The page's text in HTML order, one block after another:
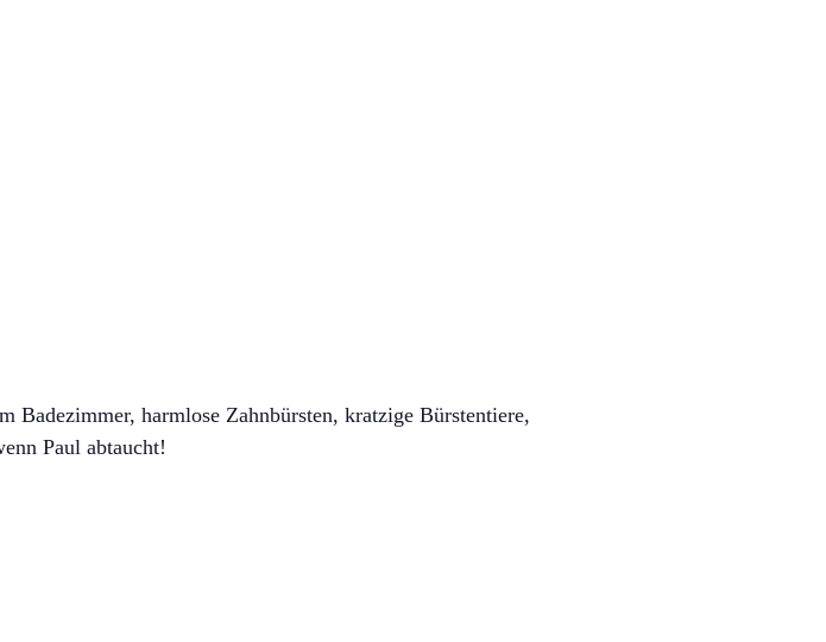
harmlose Zahnbürsten, kratzige Bürstentiere,
Paul abtaucht!